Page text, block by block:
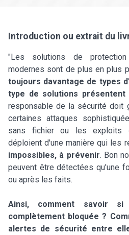
Introduction ou extrait du
"Les solutions de
modernes sont de plus en plus
toujours davantage de types
type de solutions présentent
responsable de la sécurité doit
certaines attaques
sans fichier ou les exploits
déploient d'une manière qui les
impossibles, à prévenir. Bon
peuvent être détectées qu'une
ou après les faits.
Ainsi, comment savoir
complètement bloquée ?
alertes de sécurité entre